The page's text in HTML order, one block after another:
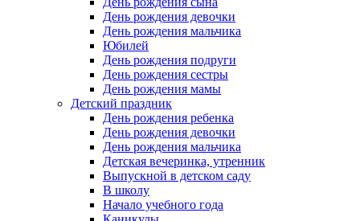
День рождения девочки
День рождения мальчика
Юбилей
День рождения подруги
День рождения сестры
День рождения мамы
Детский праздник
День рождения ребенка
День рождения девочки
День рождения мальчика
Детская вечеринка, утренник
Выпускной в детском саду
В школу
Начало учебного года